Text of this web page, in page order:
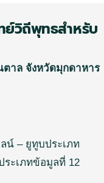
ย์วิถีพุทธสำหรับ
าล จังหวัดมุกดาหาร
น์– ยูทูบประเภท
ระเภทข้อมูลที่ 12